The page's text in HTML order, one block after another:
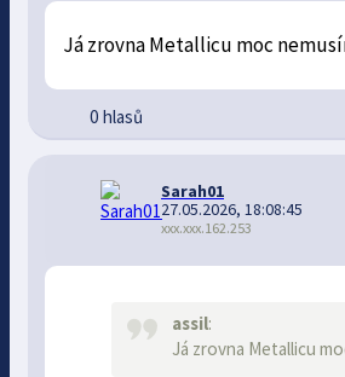
Já zrovna Metallicu moc
0 hlasů
Sarah01
27.05.2026, 18:08:45
xxx.xxx.162.253
assil:
Já zrovna Metallicu